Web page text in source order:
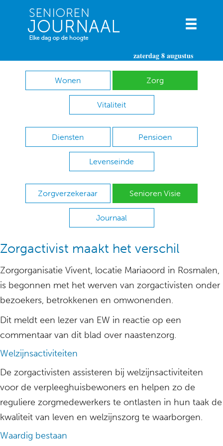
zaterdag 8 augustus
Wonen Zorg
Vitaliteit
Diensten Pensioen
Levenseinde
Zorgverzekeraar Senioren Visie
Journaal
Zorgactivist maakt het verschil
Zorgorganisatie Vivent, locatie Mariaoord in Rosmalen,
is begonnen met het werven van zorgactivisten onder
bezoekers, betrokkenen en omwonenden.
Dit meldt een lezer van EW in reactie op een
commentaar van dit blad over naastenzorg.
Welzijnsactiviteiten
De zorgactivisten assisteren bij welzijnsactiviteiten
voor de verpleeghuisbewoners en helpen zo de
reguliere zorgmedewerkers te ontlasten in hun taak de
kwaliteit van leven en welzijnszorg te waarborgen.
Waardig bestaan